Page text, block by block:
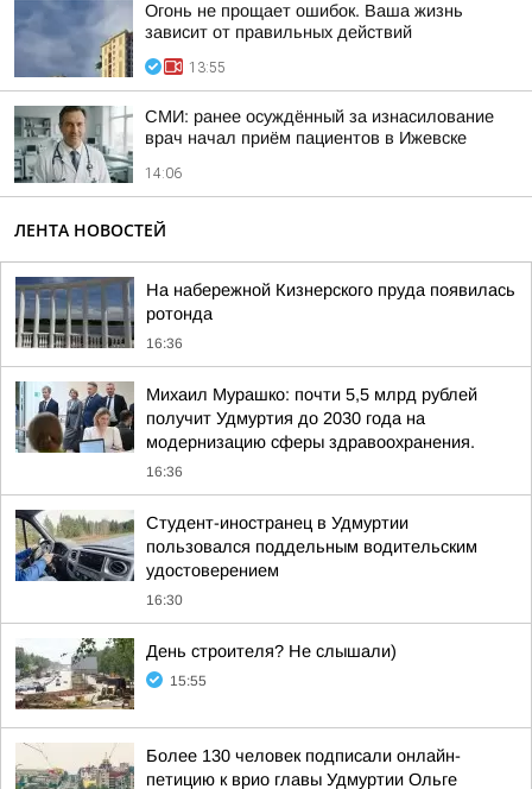
Огонь не прощает ошибок. Ваша жизнь
зависит от правильных действий
13:55
СМИ: ранее осуждённый за изнасилование
врач начал приём пациентов в Ижевске
14:06
ЛЕНТА НОВОСТЕЙ
На набережной Кизнерского пруда появилась
ротонда
16:36
Михаил Мурашко: почти 5,5 млрд рублей
получит Удмуртия до 2030 года на
модернизацию сферы здравоохранения.
16:36
Студент-иностранец в Удмуртии
пользовался поддельным водительским
удостоверением
16:30
День строителя? Не слышали)
15:55
Более 130 человек подписали онлайн-
петицию к врио главы Удмуртии Ольге